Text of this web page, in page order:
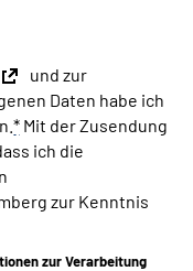
und zur
Daten habe ich
* Mit der Zusendung
ich die
zur Kenntnis
zur Verarbeitung